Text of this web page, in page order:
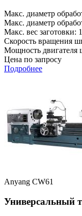
Макс. диаметр
Макс. диаметр
Макс. вес заготовки:
Скорость вращения
Мощность двигателя
Цена по запросу
Подробнее
Anyang CW61
Универсальный